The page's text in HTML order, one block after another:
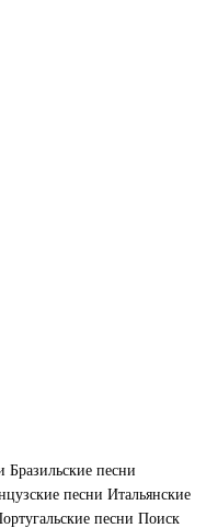
Бразильские песни
песни Итальянские
песни Поиск